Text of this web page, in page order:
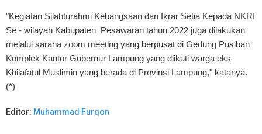
"Kegiatan Silahturahmi Kebangsaan dan Ikrar Setia Kepada NKRI
Se - wilayah Kabupaten Pesawaran tahun 2022 juga dilakukan
melalui sarana zoom meeting yang berpusat di Gedung Pusiban
Komplek Kantor Gubernur Lampung yang diikuti warga eks
Khilafatul Muslimin yang berada di Provinsi Lampung," katanya.
(*)
Editor: Muhammad Furqon